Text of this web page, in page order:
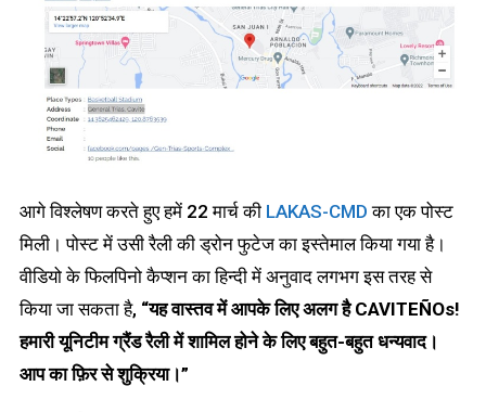
आगे विश्लेषण करते हुए हमें 22 मार्च की LAKAS-CMD का एक पोस्ट
मिली। पोस्ट में उसी रैली की ड्रोन फुटेज का इस्तेमाल किया गया है।
वीडियो के फिलपिनो कैप्शन का हिन्दी में अनुवाद लगभग इस तरह से
किया जा सकता है, “यह वास्तव में आपके लिए अलग हैCAVITEÑOs!
हमारी यूनिटीम ग्रैंड रैली में शामिल होने के लिए बहुत-बहुत धन्यवाद।
आप का फ़िर से शुक्रिया।”